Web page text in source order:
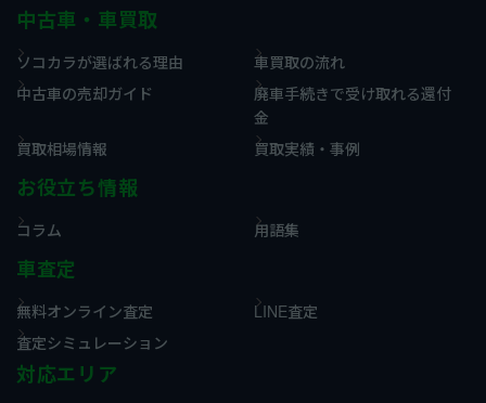
中古車・車買取
ソコカラが選ばれる理由
車買取の流れ
中古車の売却ガイド
廃車手続きで受け取れる還付
金
買取相場情報
買取実績・事例
お役立ち情報
コラム 用語集
車査定
無料オンライン査定
LINE査定
査定シミュレーション
対応エリア